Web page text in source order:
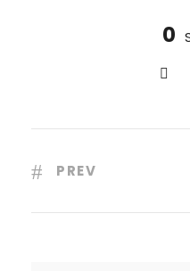
0
PREV